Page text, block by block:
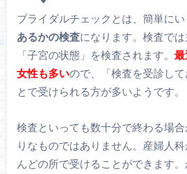
ブライダルチェックとは、簡単にい
あるかの検査になります。検査で
「子宮の状態」を検査されます。 最
女性も多いので、「検査を受診し
とで受けられる方が多いようです。
検査といっても数十分で終わる場
りなものではありません。産婦人
んどの所で受けることができます